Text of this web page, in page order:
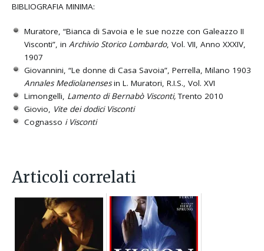
BIBLIOGRAFIA MINIMA:
Muratore, “Bianca di Savoia e le sue nozze con Galeazzo II
Visconti”, in Archivio Storico Lombardo, Vol. VII, Anno XXXIV,
1907
Giovannini, “Le donne di Casa Savoia”, Perrella, Milano 1903
Annales Mediolanensesin L. Muratori, R.I.S., Vol. XVI
Limongelli, Lamento di Bernabò Visconti,Trento 2010
Giovio, Vite dei dodici Visconti
Cognasso i Visconti
Articoli correlati